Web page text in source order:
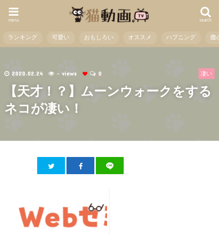
search
menu
ランキング 可愛い おもしろい オススメ ハプニング 癒
凄い
2020.02.24 - views 0
【天才！？】ムーンウォークをする
ネコが凄い！